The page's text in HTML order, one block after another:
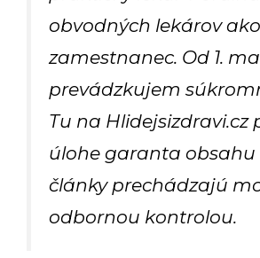
obvodných lekárov ako
zamestnanec. Od 1.
prevádzkujem
Tu na Hlidejsizdravi.cz
úlohe garanta obsahu
články prechádzajú
odbornou kontrolou.